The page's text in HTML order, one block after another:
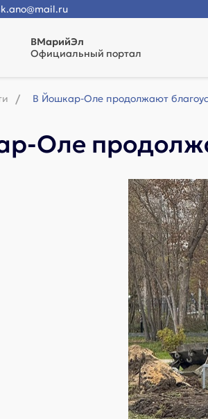
ВМарийЭл
Официальный портал
В Йошкар-Оле продолжают
Оле